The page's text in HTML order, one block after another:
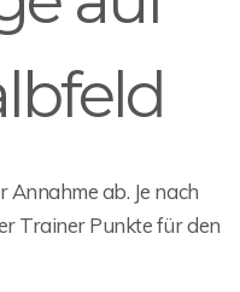
Annahme ab. Je nach
Trainer Punkte für den